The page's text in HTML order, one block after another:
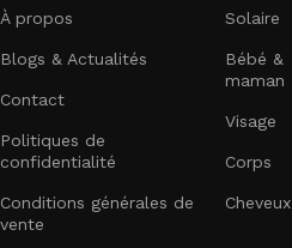
À propos
Blogs & Actualités
Contact
Politiques de
confidentialité
Conditions générales de
vente
Solaire
Bébé &
maman
Visage
Corps
Cheveux